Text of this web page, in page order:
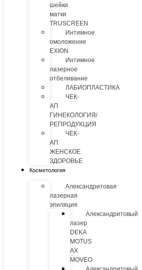
шейки
матки
TRUSCREEN
Интимное
омоложение
EXION
Интимное
лазерное
отбеливание
ЛАБИОПЛАСТИКА
ЧЕК-
АП
ГИНЕКОЛОГИЯ/
РЕПРОДУКЦИЯ
ЧЕК-
АП
ЖЕНСКОЕ
ЗДОРОВЬЕ
Косметология
Александритовая
лазерная
эпиляция
Александритовый
лазер
DEKA
MOTUS
AX
MOVEO